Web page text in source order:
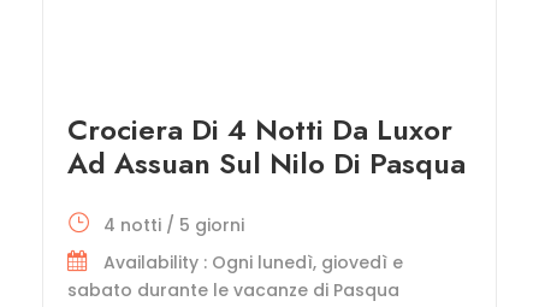
Crociera Di 4 Notti Da Luxor
Ad Assuan Sul Nilo Di Pasqua
4 notti / 5 giorni
Availability : Ogni lunedì, giovedì e
sabato durante le vacanze di Pasqua